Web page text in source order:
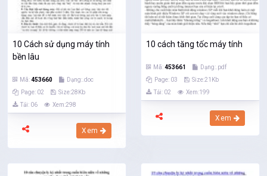
10 Cách sử dụng máy tính
bền lâu
Mã:453660
Dạng:.doc
Page: 02
Size:28Kb
Tải: 06
Xem:298
Xem
10 cách tăng tốc máy tính
Mã:453661
Dạng:.pdf
Page: 03
Size:21Kb
Tải: 02
Xem:199
Xem